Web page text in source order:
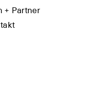
+ Partner